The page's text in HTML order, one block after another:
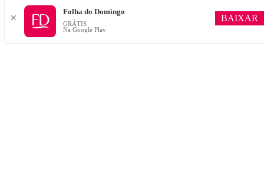
✕
Folha do Domingo
GRÁTIS
Na Google Play
BAIXAR